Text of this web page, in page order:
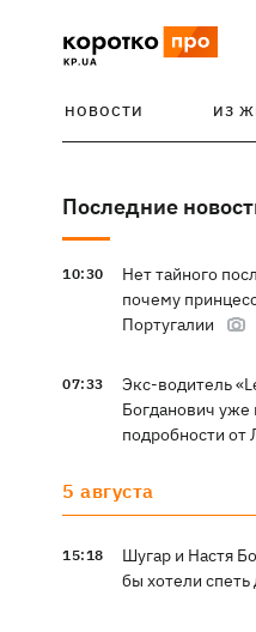
НОВОСТИ ИЗ
Последние
10:30
Нет тайного
почему
Португалии
07:33
Экс-водитель
Богданович уже
подробности
5 августа
15:18
Шугар и Настя
бы хотели спеть